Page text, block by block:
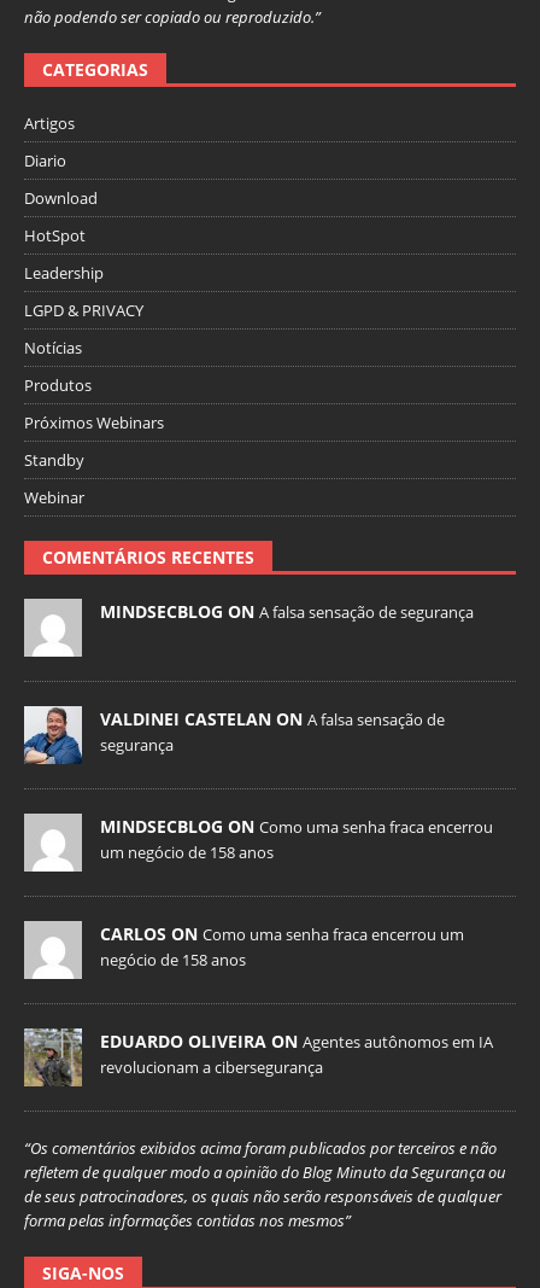
não podendo ser copiado ou reproduzido.”
CATEGORIAS
Artigos
Diario
Download
HotSpot
Leadership
LGPD & PRIVACY
Notícias
Produtos
Próximos Webinars
Standby
Webinar
COMENTÁRIOS RECENTES
MINDSECBLOG ON A falsa sensação de segurança
VALDINEI CASTELAN ON A falsa sensação de
segurança
MINDSECBLOG ON Como uma senha fraca encerrou
um negócio de 158 anos
CARLOS ON Como uma senha fraca encerrou um
negócio de 158 anos
EDUARDO OLIVEIRA ON Agentes autônomos em IA
revolucionam a cibersegurança
“Os comentários exibidos acima foram publicados por terceiros e não
refletem de qualquer modo a opinião do Blog Minuto da Segurança ou
de seus patrocinadores, os quais não serão responsáveis de qualquer
forma pelas informações contidas nos mesmos”
SIGA-NOS